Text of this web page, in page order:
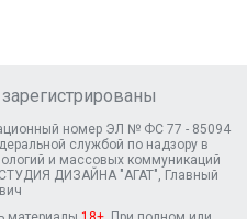
номер ЭЛ № ФС 77 - 85094
службой по надзору в
и массовых коммуникаций
ДИЗАЙНА "АГАТ", Главный